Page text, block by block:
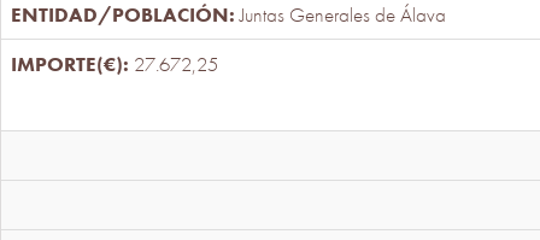
Juntas Generales de Álava
27.672,25